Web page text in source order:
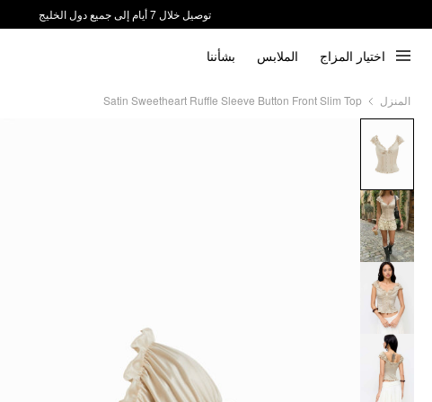
توصيل خلال 7 أيام إلى جميع دول الخليج
اختيار المزاج الملابس بشأننا
المنزل Satin Sweetheart Ruffle Sleeve Button Front Slim Top